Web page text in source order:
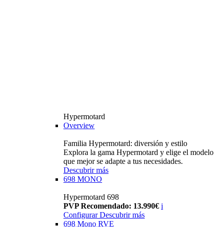
Hypermotard
Overview
Familia Hypermotard: diversión y estilo
Explora la gama Hypermotard y elige el modelo
que mejor se adapte a tus necesidades.
Descubrir más
698 MONO
Hypermotard 698
PVP Recomendado: 13.990€ i
ConfigurarDescubrir más
698 Mono RVE